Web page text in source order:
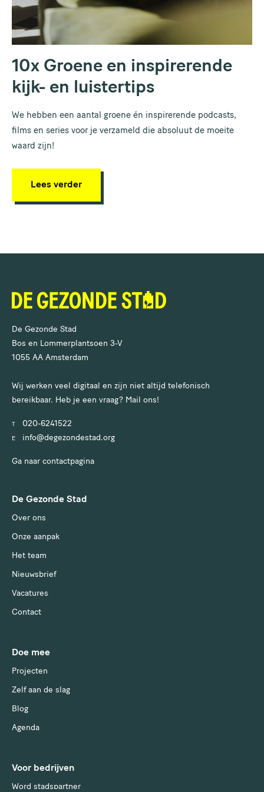
10x Groene en inspirerende
kijk- en luistertips
We hebben een aantal groene én inspirerende podcasts,
films en series voor je verzameld die absoluut de moeite
waard zijn!
Lees verder
De Gezonde Stad
Bos en Lommerplantsoen 3-V
1055 AA Amsterdam
Wij werken veel digitaal en zijn niet altijd telefonisch
bereikbaar. Heb je een vraag? Mail ons!
T 020-6241522
E info@degezondestad.org
Ga naar contactpagina
De Gezonde Stad
Over ons
Onze aanpak
Het team
Nieuwsbrief
Vacatures
Contact
Doe mee
Projecten
Zelf aan de slag
Blog
Agenda
Voor bedrijven
Word stadspartner